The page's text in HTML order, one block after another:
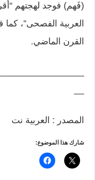
(فَهم) فوجد لهجتهم
العربية الفصحى”، كما
القرن الماضي.
المصدر : العربية نت
شارك هذا الموضوع: